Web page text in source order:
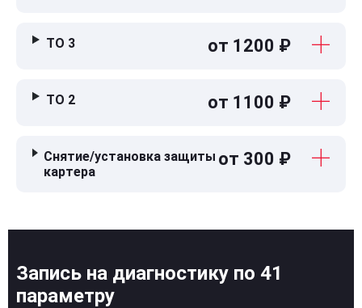
ТО 3 от 1200 ₽
ТО 2 от 1100 ₽
Снятие/установка защиты
картера
от 300 ₽
Запись на диагностику по 41
параметру